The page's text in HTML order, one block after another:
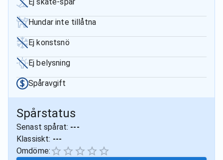
Hundar inte tillåtna
Ej konstsnö
Ej belysning
Spåravgift
Spårstatus
Senast spårat: ---
Klassiskt: ---
Omdöme: